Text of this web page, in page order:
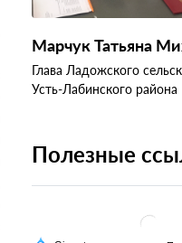
Марчук Татьяна
Глава Ладожского
Усть-Лабинского района
Полезные